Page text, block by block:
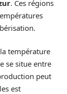
. Ces régions
température
se situe entre
peut
est